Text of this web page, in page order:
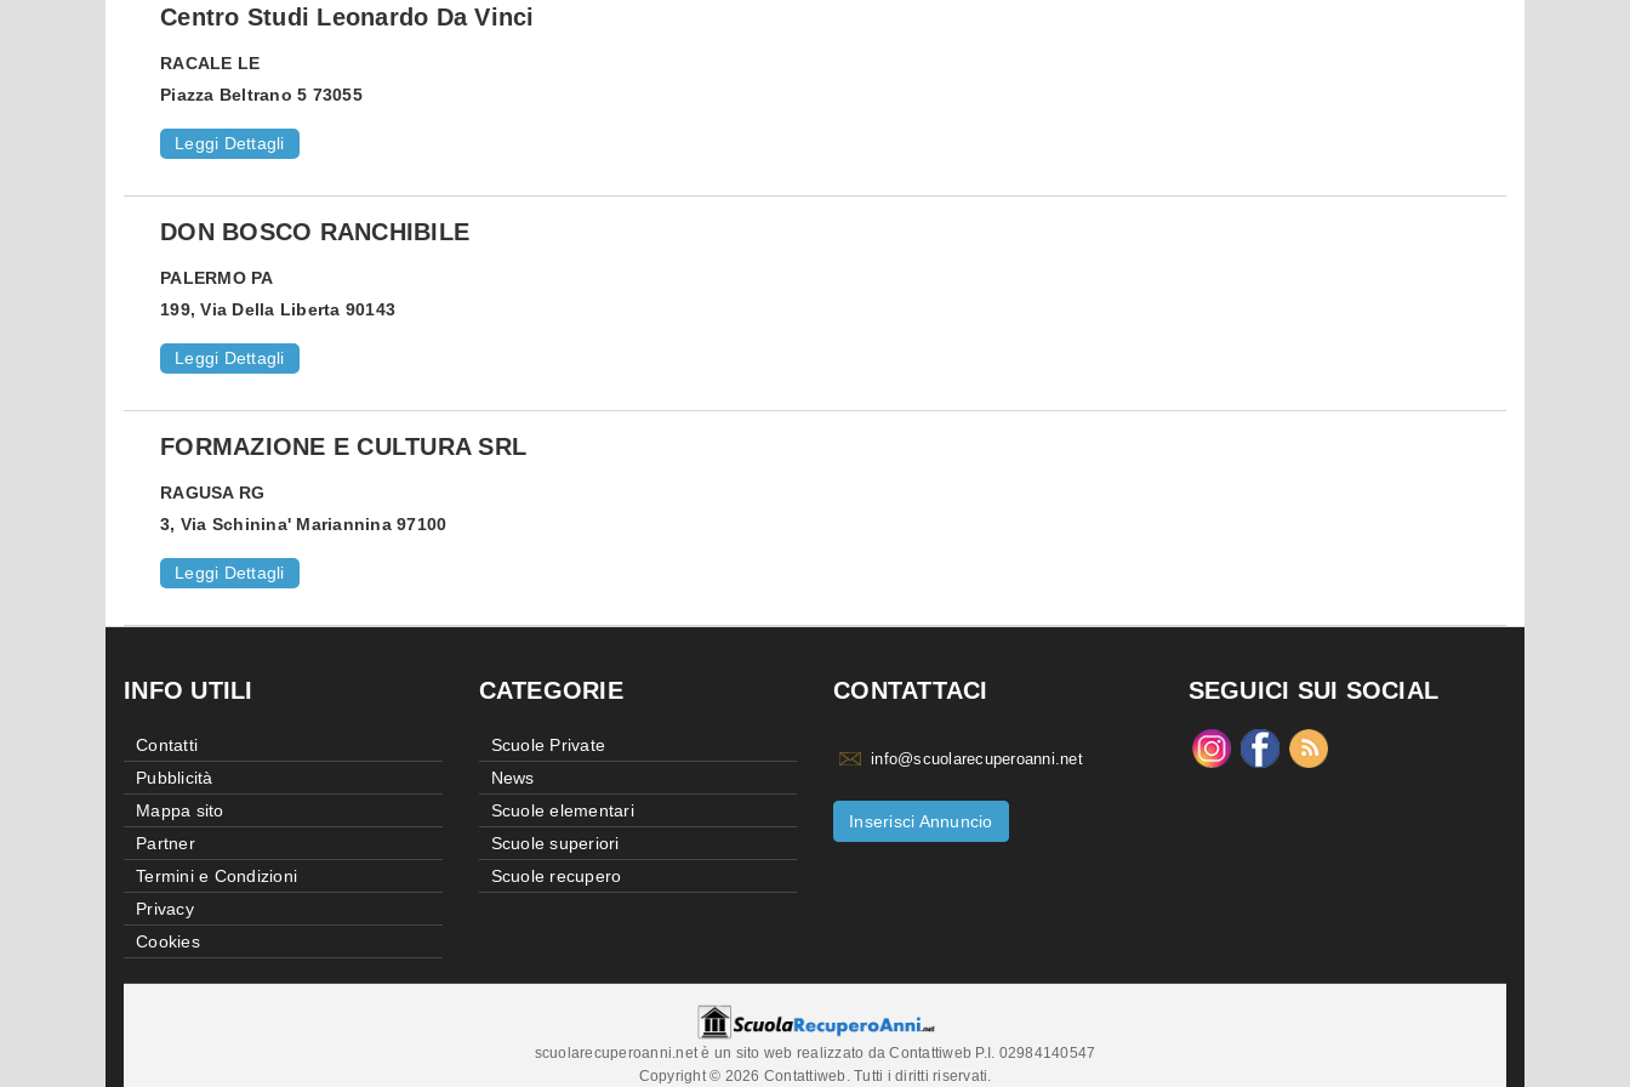
Centro Studi Leonardo Da Vinci
RACALE LE
Piazza Beltrano 5 73055
Leggi Dettagli
DON BOSCO RANCHIBILE
PALERMO PA
199, Via Della Liberta 90143
Leggi Dettagli
FORMAZIONE E CULTURA SRL
RAGUSA RG
3, Via Schinina' Mariannina 97100
Leggi Dettagli
INFO UTILI
Contatti
Pubblicità
Mappa sito
Partner
Termini e Condizioni
Privacy
Cookies
CATEGORIE
Scuole Private
News
Scuole elementari
Scuole superiori
Scuole recupero
CONTATTACI
info@scuolarecuperoanni.net
Inserisci Annuncio
SEGUICI SUI SOCIAL
scuolarecuperoanni.net è un sito web realizzato da Contattiweb P.I. 02984140547
Copyright © 2026 Contattiweb. Tutti i diritti riservati.